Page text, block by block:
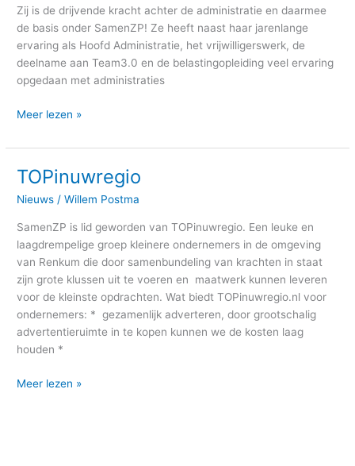
Zij is de drijvende kracht achter de administratie en daarmee
de basis onder SamenZP! Ze heeft naast haar jarenlange
ervaring als Hoofd Administratie, het vrijwilligerswerk, de
deelname aan Team3.0 en de belastingopleiding veel ervaring
opgedaan met administraties
Meer lezen »
TOPinuwregio
Nieuws /Willem Postma
SamenZP is lid geworden van TOPinuwregio. Een leuke en
laagdrempelige groep kleinere ondernemers in de omgeving
van Renkum die door samenbundeling van krachten in staat
zijn grote klussen uit te voeren en maatwerk kunnen leveren
voor de kleinste opdrachten. Wat biedt TOPinuwregio.nl voor
ondernemers: * gezamenlijk adverteren, door grootschalig
advertentieruimte in te kopen kunnen we de kosten laag
houden *
TOPinuwregio
Meer lezen »